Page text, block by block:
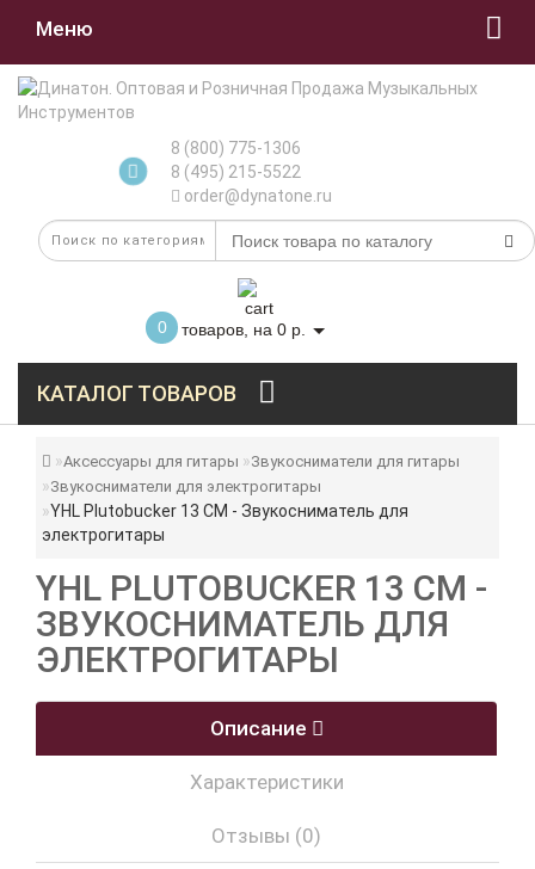
Меню
8 (800) 775-1306
8 (495) 215-5522
order@dynatone.ru
0 товаров, на 0 р.
КАТАЛОГ ТОВАРОВ
Аксессуары для гитары
Звукосниматели для гитары
Звукосниматели для электрогитары
YHL Plutobucker 13 CM - Звукосниматель для
электрогитары
YHL PLUTOBUCKER 13 CM -
ЗВУКОСНИМАТЕЛЬ ДЛЯ
ЭЛЕКТРОГИТАРЫ
Описание
Характеристики
Отзывы (0)